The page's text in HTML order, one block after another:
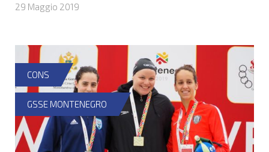
29 Maggio 2019
CONS
GSSE MONTENEGRO